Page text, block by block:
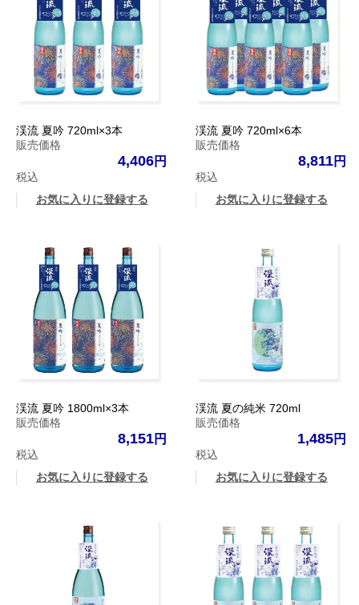
渓流 夏吟 720ml×3本
販売価格
4,406
税込
お気に入りに登録する
渓流 夏吟 720ml×6本
販売価格
8,811
税込
お気に入りに登録する
渓流 夏吟 1800ml×3本
販売価格
8,151
税込
お気に入りに登録する
渓流 夏の純米 720ml
販売価格
1,485
税込
お気に入りに登録する